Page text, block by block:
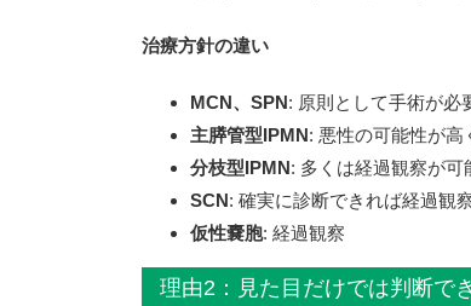
治療方針の違い
MCN、SPN: 原則として手術が必
主膵管型IPMN: 悪性の可能性が高
分枝型IPMN: 多くは経過観察が
SCN: 確実に診断できれば経過観
仮性嚢胞: 経過観察
理由2：見た目だけでは判断で